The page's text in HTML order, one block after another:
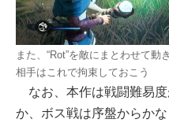
また、“Rot”を敵にまとわせて
相手はこれで拘束しておこう
なお、本作は戦闘難易
か、ボス戦は序盤からか